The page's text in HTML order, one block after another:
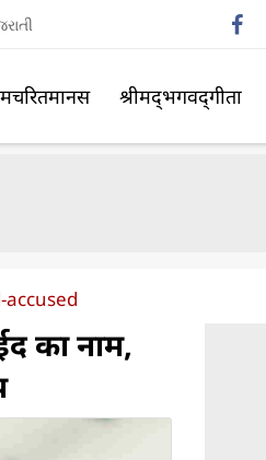
श्रीमद्‍भगवद्‍गीता
का नाम,